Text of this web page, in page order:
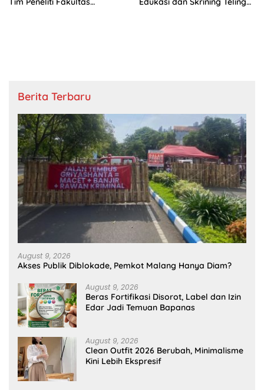
Berita Terbaru
August 9, 2026
Akses Publik Diblokade, Pemkot Malang Hanya Diam?
August 9, 2026
Beras Fortifikasi Disorot, Label dan Izin
Edar Jadi Temuan Bapanas
August 9, 2026
Clean Outfit 2026 Berubah, Minimalisme
Kini Lebih Ekspresif